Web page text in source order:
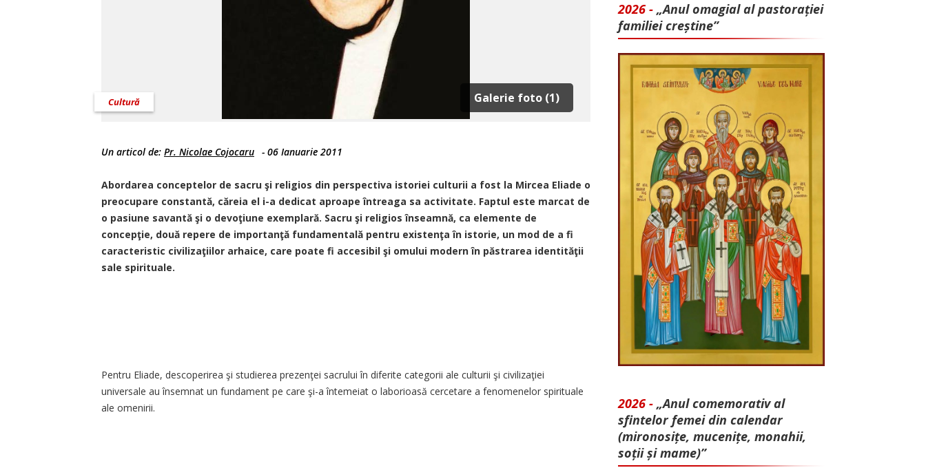
Galerie foto (1)
Cultură
Un articol de: Pr. Nicolae Cojocaru - 06 Ianuarie 2011
Abordarea conceptelor de sacru şi religios din perspectiva istoriei culturii a fost la Mircea Eliade o
preocupare constantă, căreia el i-a dedicat aproape întreaga sa activitate. Faptul este marcat de
o pasiune savantă şi o devoţiune exemplară. Sacru şi religios înseamnă, ca elemente de
concepţie, două repere de importanţă fundamentală pentru existenţa în istorie, un mod de a fi
caracteristic civilizaţiilor arhaice, care poate fi accesibil şi omului modern în păstrarea identităţii
sale spirituale.
Pentru Eliade, descoperirea şi studierea prezenţei sacrului în diferite categorii ale culturii şi civilizaţiei
universale au însemnat un fundament pe care şi-a întemeiat o laborioasă cercetare a fenomenelor spirituale
ale omenirii.
2026 - „Anul omagial al pastorației
familiei creștine”
2026 - „Anul comemorativ al
sfintelor femei din calendar
(mironosițe, mu­cenițe, monahii,
soții și mame)”